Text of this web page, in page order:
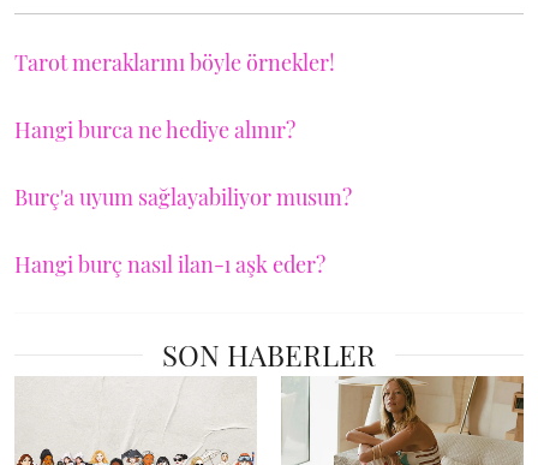
Tarot meraklarını böyle örnekler!
Hangi burca ne hediye alınır?
Burç'a uyum sağlayabiliyor musun?
Hangi burç nasıl ilan-ı aşk eder?
SON HABERLER